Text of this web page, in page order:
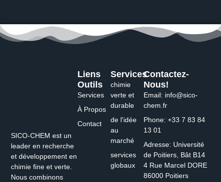
SICO-CHEM est un
leader en recherche
et développement en
chimie fine et verte.
Nous combinons
Services
chimie
verte et
durable
de l'idée
au
marché
services
globaux
Liens
Outils
Services
À Propos
Contact
Contactez-
Nous!
Email: info@sico-
chem.fr
Phone: +33 7 83 84
13 01
Adresse: Université
de Poitiers, Bât B14
4 Rue Marcel DORE
86000 Poitiers